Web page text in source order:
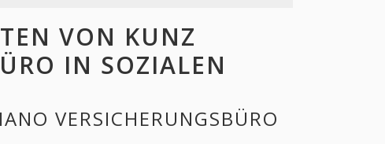
VON KUNZ
IN SOZIALEN
VERSICHERUNGSBÜRO